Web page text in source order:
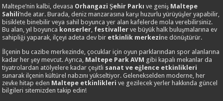
Maltepe’nin kalbi, devasa Orhangazi Şehir Parkı ve geniş Maltepe
Sahili‘nde atar. Burada, deniz manzarasına karşı huzurlu yürüyüşler yapabilir,
bisiklete binebilir veya sahil boyunca yer alan kafelerde mola verebilirsiniz.
Bu alan, yıl boyunca konserler festivaller ve büyük halk buluşmalarına ev
sahipliği yaparak, ilçeyi adeta dev bir etkinlik merkezine dönüştürür.
İlçenin bu cazibe merkezinde, çocuklar için oyun parklarından spor alanlarına
kadar her şey mevcut. Ayrıca, Maltepe Park AVM gibi kapalı mekanlar da
tiyatrolardan atölyelere kadar çeşitli sanat ve eğlence etkinlikleri
sunarak ilçenin kültürel nabzını yükseltiyor. Gelenekselden moderne, her
zevke hitap eden Maltepe etkinlikleri ve gezilecek yerler hakkında güncel
bilgileri sitemizden takip edin!